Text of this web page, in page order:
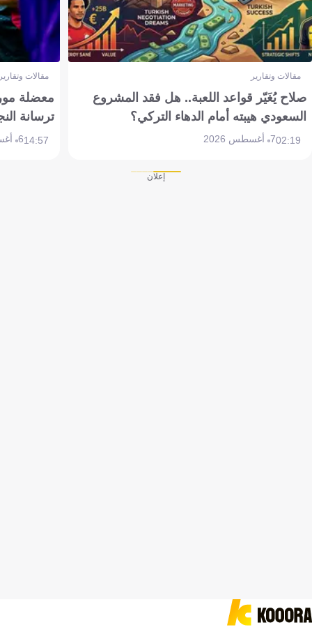
مقالات وتقارير
صلاح يُغَيّر قواعد اللعبة.. هل فقد المشروع
السعودي هيبته أمام الدهاء التركي؟
02:197 أغسطس 2026
مقالات
معضلة
ترسانة
14:576 أغسطس 2026
إعلان